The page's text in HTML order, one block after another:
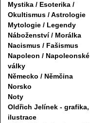
Mystika / Esoterika /
Okultismus / Astrologie
Mytologie / Legendy
Náboženství / Morálka
Nacismus / Fašismus
Napoleon / Napoleonské
války
Německo / Němčina
Norsko
Noty
Oldřich Jelínek - grafika,
ilustrace